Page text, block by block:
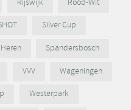
Rijswijk
Rood-Wit
Silver Cup
Spandersbosch
VVV
Wageningen
Westerpark